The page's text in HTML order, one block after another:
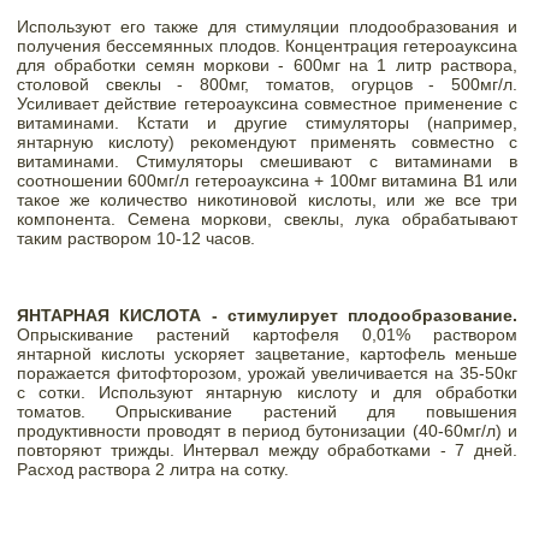
Используют его также для стимуляции плодообразования и
получения бессемянных плодов. Концентрация гетероауксина
для обработки семян моркови - 600мг на 1 литр раствора,
столовой свеклы - 800мг, томатов, огурцов - 500мг/л.
Усиливает действие гетероауксина совместное применение с
витаминами. Кстати и другие стимуляторы (например,
янтарную кислоту) рекомендуют применять совместно с
витаминами. Стимуляторы смешивают с витаминами в
соотношении 600мг/л гетероауксина + 100мг витамина В1 или
такое же количество никотиновой кислоты, или же все три
компонента. Семена моркови, свеклы, лука обрабатывают
таким раствором 10-12 часов.
ЯНТАРНАЯ КИСЛОТА - стимулирует плодообразование.
Опрыскивание растений картофеля 0,01% раствором
янтарной кислоты ускоряет зацветание, картофель меньше
поражается фитофторозом, урожай увеличивается на 35-50кг
с сотки. Используют янтарную кислоту и для обработки
томатов. Опрыскивание растений для повышения
продуктивности проводят в период бутонизации (40-60мг/л) и
повторяют трижды. Интервал между обработками - 7 дней.
Расход раствора 2 литра на сотку.